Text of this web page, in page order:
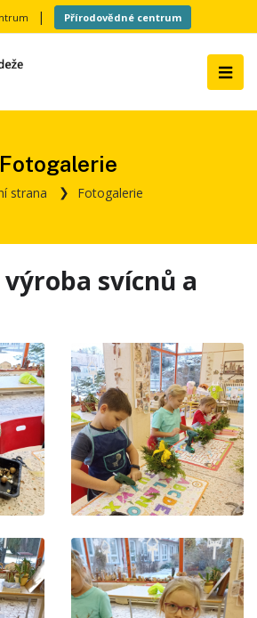
| Přírodovědné centrum
Fotogalerie
strana Fotogalerie
výroba svícnů a